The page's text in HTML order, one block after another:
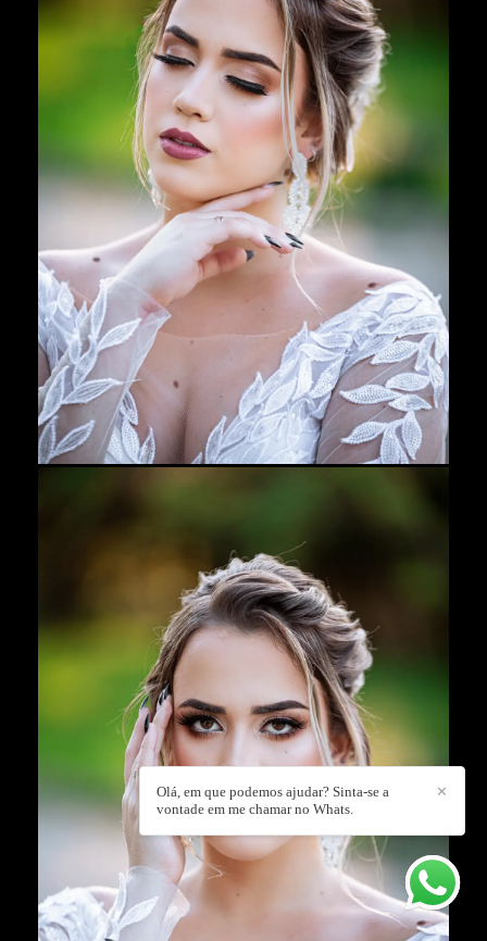
✕
Olá, em que podemos ajudar? Sinta-se a
vontade em me chamar no Whats.